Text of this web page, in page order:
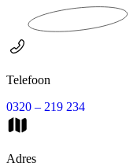
Telefoon
0320 – 219 234
Adres